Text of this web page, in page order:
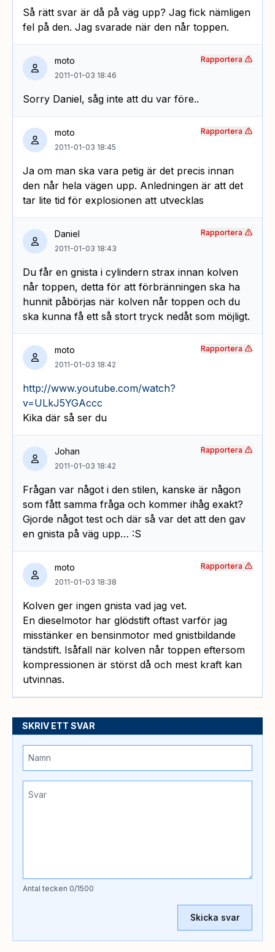
Så rätt svar är då på väg upp? Jag fick nämligen
fel på den. Jag svarade när den når toppen.
moto
2011-01-03 18:46
Sorry Daniel, såg inte att du var före..
Rapportera
moto
2011-01-03 18:45
Ja om man ska vara petig är det precis innan
den når hela vägen upp. Anledningen är att det
tar lite tid för explosionen att utvecklas
Rapportera
Daniel
2011-01-03 18:43
Du får en gnista i cylindern strax innan kolven
når toppen, detta för att förbränningen ska ha
hunnit påbörjas när kolven når toppen och du
ska kunna få ett så stort tryck nedåt som möjligt.
Rapportera
moto
2011-01-03 18:42
http://www.youtube.com/watch?
v=ULkJ5YGAccc
Kika där så ser du
Rapportera
Johan
2011-01-03 18:42
Frågan var något i den stilen, kanske är någon
som fått samma fråga och kommer ihåg exakt?
Gjorde något test och där så var det att den gav
en gnista på väg upp… :S
Rapportera
moto
2011-01-03 18:38
Kolven ger ingen gnista vad jag vet.
En dieselmotor har glödstift oftast varför jag
misstänker en bensinmotor med gnistbildande
tändstift. Isåfall när kolven når toppen eftersom
kompressionen är störst då och mest kraft kan
utvinnas.
Rapportera
SKRIV ETT SVAR
Antal tecken 0/1500
Skicka svar